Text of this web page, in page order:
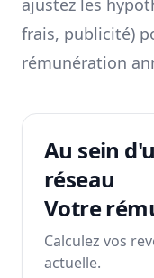
ajustez les
frais, publicité)
rémunération
Au sein
réseau
Votre
Calculez vos
actuelle.